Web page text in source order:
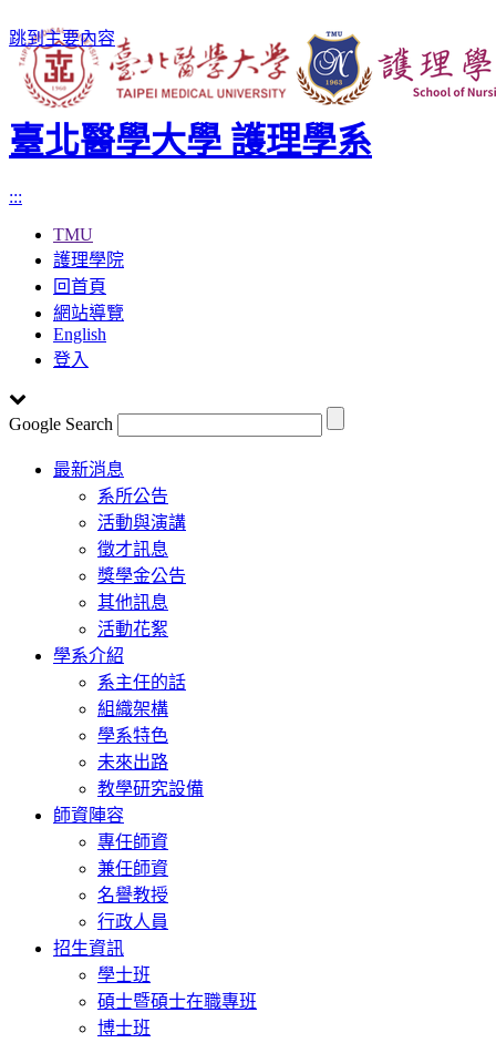
跳到主要內容
臺北醫學大學 護理學系
:::
TMU
護理學院
回首頁
網站導覽
English
登入
Google Search
Toggle
navigation
最新消息
系所公告
活動與演講
徵才訊息
獎學金公告
其他訊息
活動花絮
學系介紹
系主任的話
組織架構
學系特色
未來出路
教學研究設備
師資陣容
專任師資
兼任師資
名譽教授
行政人員
招生資訊
學士班
碩士暨碩士在職專班
博士班